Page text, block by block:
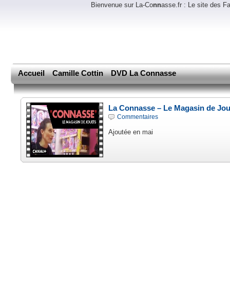
Bienvenue sur La-Connasse.fr : Le site des
Accueil Camille Cottin DVD La Connasse
La Connasse – Le Magasin de
Commentaires
Ajoutée en mai